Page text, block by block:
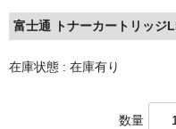
富士通 トナーカートリッジ
在庫状態 : 在庫有り
数量